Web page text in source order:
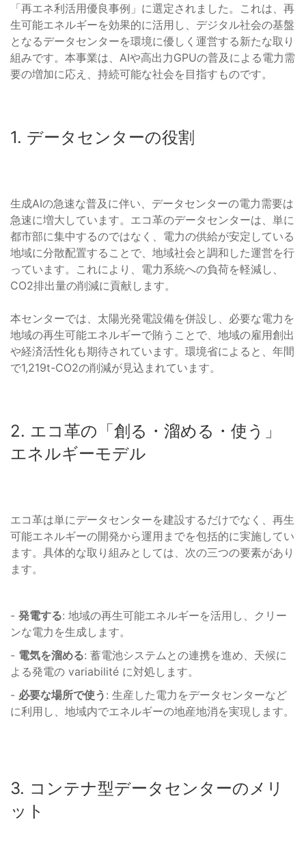
「再エネ利活用優良事例」に選定されました。これは、再
生可能エネルギーを効果的に活用し、デジタル社会の基盤
となるデータセンターを環境に優しく運営する新たな取り
組みです。本事業は、AIや高出力GPUの普及による電力需
要の増加に応え、持続可能な社会を目指すものです。
1. データセンターの役割
生成AIの急速な普及に伴い、データセンターの電力需要は
急速に増大しています。エコ革のデータセンターは、単に
都市部に集中するのではなく、電力の供給が安定している
地域に分散配置することで、地域社会と調和した運営を行
っています。これにより、電力系統への負荷を軽減し、
CO2排出量の削減に貢献します。
本センターでは、太陽光発電設備を併設し、必要な電力を
地域の再生可能エネルギーで賄うことで、地域の雇用創出
や経済活性化も期待されています。環境省によると、年間
で1,219t-CO2の削減が見込まれています。
2. エコ革の「創る・溜める・使う」
エネルギーモデル
エコ革は単にデータセンターを建設するだけでなく、再生
可能エネルギーの開発から運用までを包括的に実施してい
ます。具体的な取り組みとしては、次の三つの要素があり
ます。
- 発電する: 地域の再生可能エネルギーを活用し、クリー
ンな電力を生成します。
- 電気を溜める: 蓄電池システムとの連携を進め、天候に
よる発電の variabilité に対処します。
- 必要な場所で使う : 生産した電力をデータセンターなど
に利用し、地域内でエネルギーの地産地消を実現します。
3. コンテナ型データセンターのメリ
ット